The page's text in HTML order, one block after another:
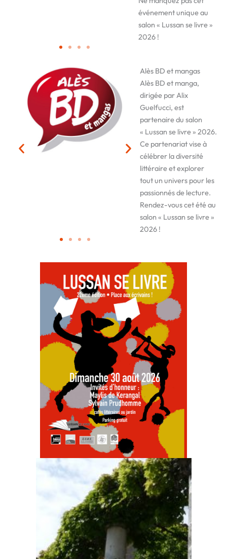
événement unique au
salon « Lussan se livre »
2026 !
Alès BD et mangas
Alès BD et manga,
dirigée par Alix
Guelfucci, est
partenaire du salon
« Lussan se livre » 2026.
Ce partenariat vise à
célébrer la diversité
littéraire et explorer
tout un univers pour les
passionnés de lecture.
Rendez-vous cet été au
salon « Lussan se livre »
2026 !